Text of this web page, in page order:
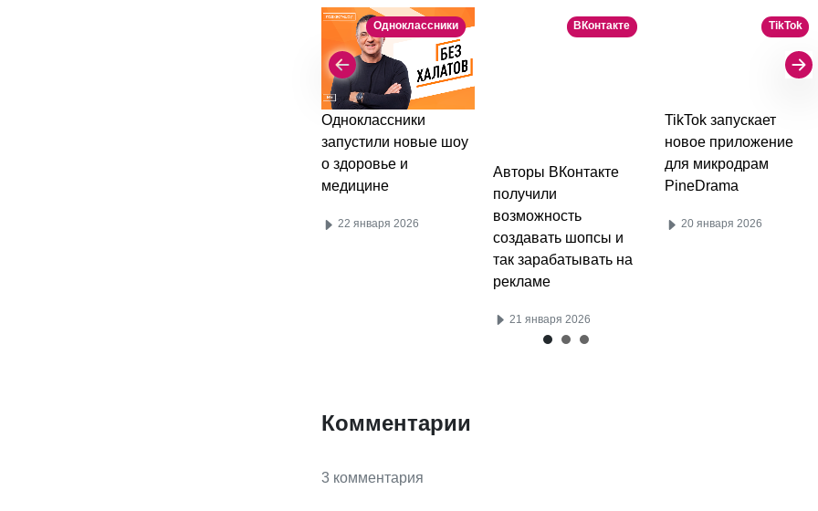
Одноклассники
Одноклассники
запустили новые шоу
о здоровье и
медицине
22 января 2026
ВКонтакте
Авторы ВКонтакте
получили
возможность
создавать шопсы и
так зарабатывать на
рекламе
21 января 2026
TikTok
TikTok запускает
новое приложение
для микродрам
PineDrama
20 января 2026
Комментарии
3 комментария